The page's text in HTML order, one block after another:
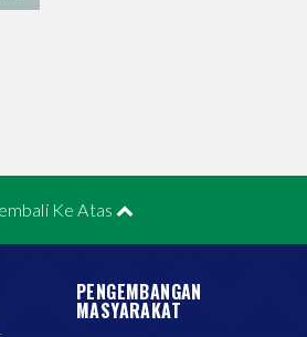
Ke Atas
PENGEMBANGAN
MASYARAKAT